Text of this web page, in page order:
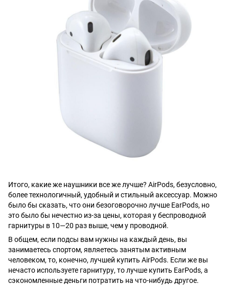
Итого, какие же наушники все же лучше? AirPods, безусловно,
более технологичный, удобный и стильный аксессуар. Можно
было бы сказать, что они безоговорочно лучше EarPods, но
это было бы нечестно из-за цены, которая у беспроводной
гарнитуры в 10—20 раз выше, чем у проводной.
В общем, если подсы вам нужны на каждый день, вы
занимаетесь спортом, являетесь занятым активным
человеком, то, конечно, лучшей купить AirPods. Если же вы
нечасто используете гарнитуру, то лучше купить EarPods, а
сэкономленные деньги потратить на что-нибудь другое.